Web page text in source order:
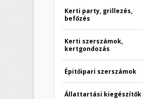
Kerti party, grillezés,
befőzés
Kerti szerszámok,
kertgondozás
Épitőipari szerszámok
Állattartási kiegészítők